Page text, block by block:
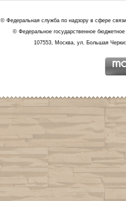
© Федеральная служба по надзору в сфере
© Федеральное государственное
107553, Москва, ул. Большая